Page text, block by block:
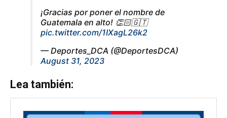
¡Gracias por poner el nombre de
Guatemala en alto! 👏🏻🇬🇹
pic.twitter.com/1IXagL26k2
— Deportes_DCA (@DeportesDCA)
August 31, 2023
Lea también: